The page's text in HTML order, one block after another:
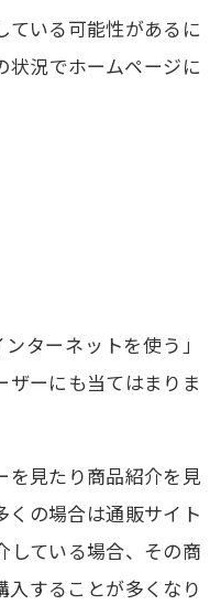
ている可能性があるに
状況でホームページに
ターネットを使う」
ザーにも当てはまりま
を見たり商品紹介を見
くの場合は通販サイト
している場合、その商
することが多くなり